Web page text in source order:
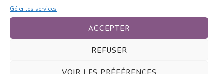
Gérer les services
ACCEPTER
REFUSER
VOIR LES PRÉFÉRENCES
sont collectés afin de faciliter la détection
des commentaires indésirables.
Une chaîne anonymisée créée à partir de
votre adresse e-mail peut être transmise